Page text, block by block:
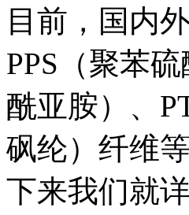
目前，国内
PPS（聚苯
酰亚胺）、
砜纶）纤维
下来我们就